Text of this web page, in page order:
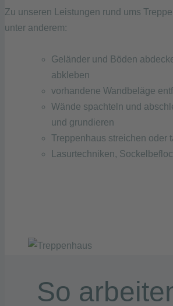
Zu unseren Leistungen rund ums
unter anderem:
Geländer und Böden
abkleben
vorhandene Wandbeläge
Wände spachteln und
und grundieren
Treppenhaus streichen oder
Lasurtechniken,
So